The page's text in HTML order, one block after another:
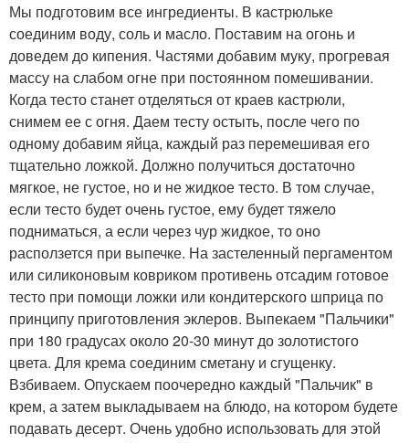
Мы подготовим все ингредиенты. В кастрюльке
соединим воду, соль и масло. Поставим на огонь и
доведем до кипения. Частями добавим муку, прогревая
массу на слабом огне при постоянном помешивании.
Когда тесто станет отделяться от краев кастрюли,
снимем ее с огня. Даем тесту остыть, после чего по
одному добавим яйца, каждый раз перемешивая его
тщательно ложкой. Должно получиться достаточно
мягкое, не густое, но и не жидкое тесто. В том случае,
если тесто будет очень густое, ему будет тяжело
подниматься, а если через чур жидкое, то оно
расползется при выпечке. На застеленный пергаментом
или силиконовым ковриком противень отсадим готовое
тесто при помощи ложки или кондитерского шприца по
принципу приготовления эклеров. Выпекаем "Пальчики"
при 180 градусах около 20-30 минут до золотистого
цвета. Для крема соединим сметану и сгущенку.
Взбиваем. Опускаем поочередно каждый "Пальчик" в
крем, а затем выкладываем на блюдо, на котором будете
подавать десерт. Очень удобно использовать для этой